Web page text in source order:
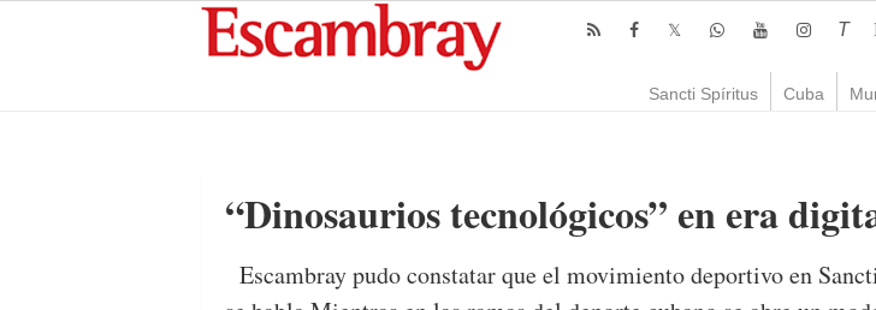
T
Sancti Spíritus Cuba
“Dinosaurios tecnológicos” en era
Escambray pudo constatar que el movimiento deportivo en